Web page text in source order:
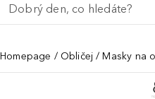
Homepage Obličej Masky na